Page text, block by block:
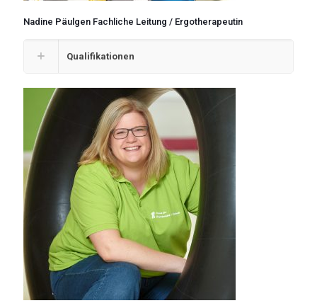
Nadine Päulgen Fachliche Leitung / Ergotherapeutin
Qualifikationen